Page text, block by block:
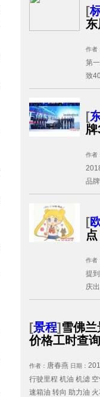
[
作者
第
致
[
作者
品
[
作者
提
庆
[景程] 雪佛
价格工时查
作者： 唐春燕 日期：
行驶里程 机油 机滤
速箱油 转向 助力油